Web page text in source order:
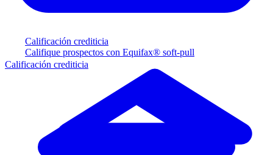
Calificación crediticia
Califique prospectos con Equifax® soft-pull
Calificación crediticia